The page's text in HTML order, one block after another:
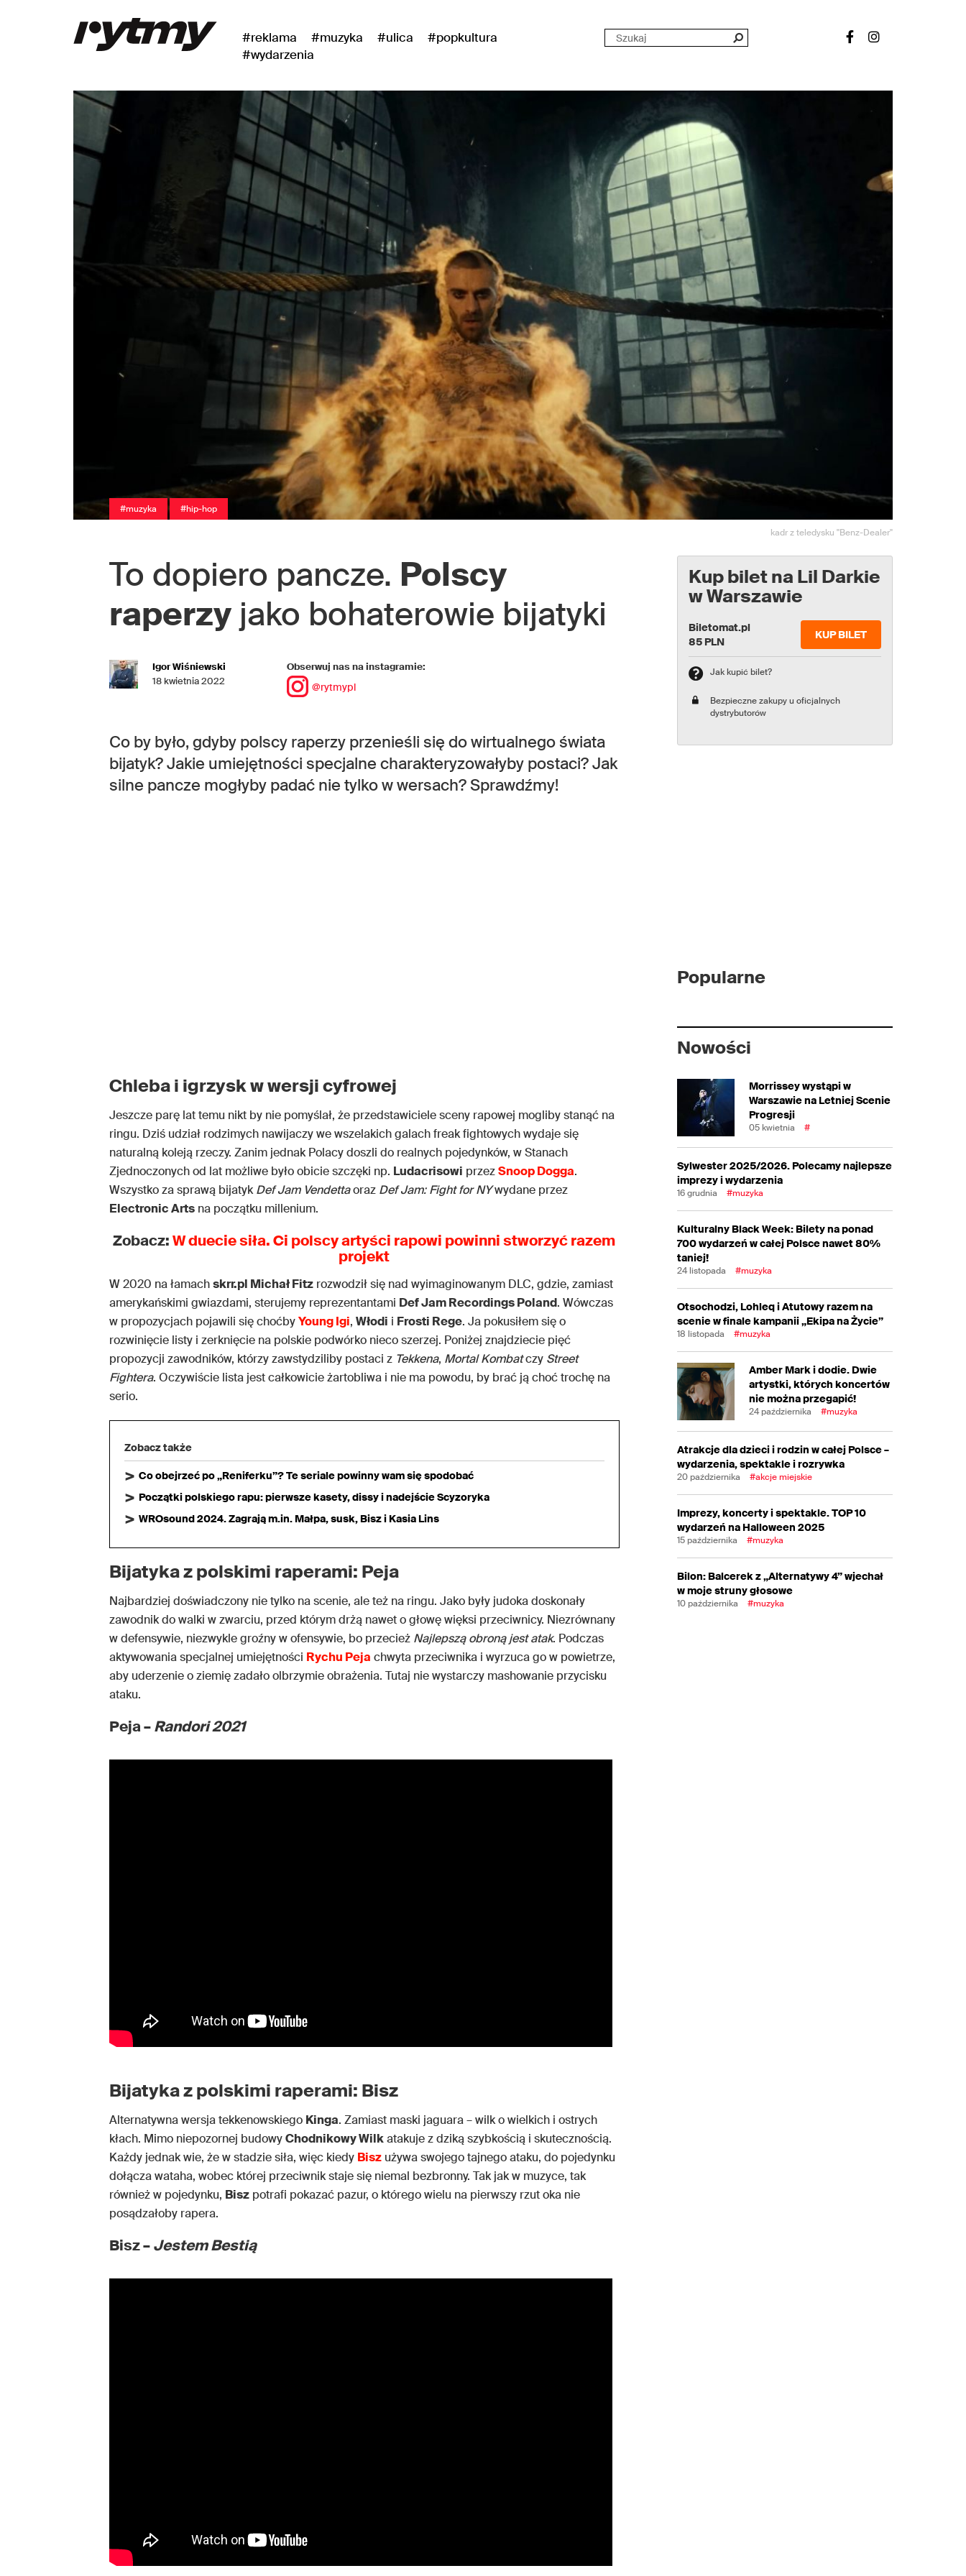
#reklama #muzyka #ulica
#popkultura
#wydarzenia
#muzyka #hip-hop
kadr z teledysku "Benz-Dealer"
To dopiero pancze. Polscy
raperzyjako bohaterowie bijatyki
Igor Wiśniewski
18 kwietnia 2022
Obserwuj nas na instagramie:
@rytmypl
Co by było, gdyby polscy raperzy przenieśli się do wirtualnego świata
bijatyk? Jakie umiejętności specjalne charakteryzowałyby postaci? Jak
silne pancze mogłyby padać nie tylko w wersach? Sprawdźmy!
Chleba i igrzysk w wersji cyfrowej
Jeszcze parę lat temu nikt by nie pomyślał, że przedstawiciele sceny rapowej mogliby stanąć na
ringu. Dziś udział rodzimych nawijaczy we wszelakich galach freak fightowych wydaje się
naturalną koleją rzeczy. Zanim jednak Polacy doszli do realnych pojedynków, w Stanach
Zjednoczonych od lat możliwe było obicie szczęki np. Ludacrisowi przezSnoop Dogga.
Wszystko za sprawą bijatykDef Jam Vendettaoraz Def Jam: Fight for NYwydane przez
Electronic Arts na początku millenium.
Zobacz:W duecie siła. Ci polscy artyści rapowi powinni stworzyć razem
projekt
W 2020 na łamachskrr.pl Michał Fitz rozwodził się nad wyimaginowanym DLC, gdzie, zamiast
amerykańskimi gwiazdami, sterujemy reprezentantami Def Jam Recordings Poland. Wówczas
w propozycjach pojawili się choćbyYoung Igi, Włodi i Frosti Rege. Ja pokusiłem się o
rozwinięcie listy i zerknięcie na polskie podwórko nieco szerzej. Poniżej znajdziecie pięć
propozycji zawodników, którzy zawstydziliby postaci z Tekkena, Mortal Kombatczy Street
Fightera. Oczywiście lista jest całkowicie żartobliwa i nie ma powodu, by brać ją choć trochę na
serio.
Zobacz także
Co obejrzeć po „Reniferku”? Te seriale powinny wam się spodobać
Początki polskiego rapu: pierwsze kasety, dissy i nadejście Scyzoryka
WROsound 2024. Zagrają m.in. Małpa, susk, Bisz i Kasia Lins
Bijatyka z polskimi raperami: Peja
Najbardziej doświadczony nie tylko na scenie, ale też na ringu. Jako były judoka doskonały
zawodnik do walki w zwarciu, przed którym drżą nawet o głowę więksi przeciwnicy. Niezrównany
w defensywie, niezwykle groźny w ofensywie, bo przecież Najlepszą obroną jest atak. Podczas
aktywowania specjalnej umiejętności Rychu Peja chwyta przeciwnika i wyrzuca go w powietrze,
aby uderzenie o ziemię zadało olbrzymie obrażenia. Tutaj nie wystarczy mashowanie przycisku
ataku.
Peja –Randori2021
Bijatyka z polskimi raperami: Bisz
Alternatywna wersja tekkenowskiego Kinga. Zamiast maski jaguara – wilk o wielkich i ostrych
kłach. Mimo niepozornej budowyChodnikowy Wilkatakuje z dziką szybkością i skutecznością.
Każdy jednak wie, że w stadzie siła, więc kiedy Bisz używa swojego tajnego ataku, do pojedynku
dołącza wataha, wobec której przeciwnik staje się niemal bezbronny. Tak jak w muzyce, tak
również w pojedynku, Bisz potrafi pokazać pazur, o którego wielu na pierwszy rzut oka nie
posądzałoby rapera.
Bisz –Jestem Bestią
Kup bilet na Lil Darkie
w Warszawie
Biletomat.pl
85 PLN
KUP BILET
Jak kupić bilet?
Bezpieczne zakupy u oficjalnych
dystrybutorów
Popularne
Nowości
Morrissey wystąpi w
Warszawie na Letniej Scenie
Progresji
05 kwietnia #
Sylwester 2025/2026. Polecamy najlepsze
imprezy i wydarzenia
16 grudnia #muzyka
Kulturalny Black Week: Bilety na ponad
700 wydarzeń w całej Polsce nawet 80%
taniej!
24 listopada #muzyka
Otsochodzi, Lohleq i Atutowy razem na
scenie w finale kampanii „Ekipa na Życie”
18 listopada #muzyka
Amber Mark i dodie. Dwie
artystki, których koncertów
nie można przegapić!
24 października #muzyka
Atrakcje dla dzieci i rodzin w całej Polsce –
wydarzenia, spektakle i rozrywka
20 października #akcje miejskie
Imprezy, koncerty i spektakle. TOP 10
wydarzeń na Halloween 2025
15 października #muzyka
Bilon: Balcerek z „Alternatywy 4” wjechał
w moje struny głosowe
10 października #muzyka